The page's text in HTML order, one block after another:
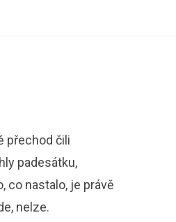
přechod čili
padesátku,
co nastalo, je právě
nelze.